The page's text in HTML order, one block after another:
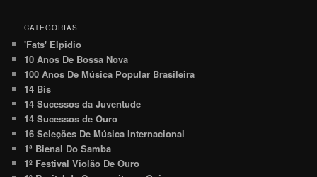
CATEGORIAS
'Fats' Elpidio
10 Anos De Bossa Nova
100 Anos De Música Popular Brasileira
14 Bis
14 Sucessos da Juventude
14 Sucessos de Ouro
16 Seleções De Música Internacional
1ª Bienal Do Samba
1º Festival Violão De Ouro